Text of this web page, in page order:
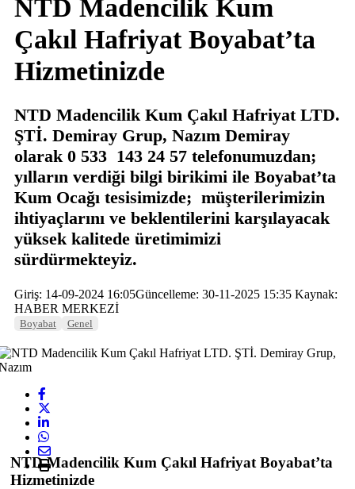
NTD Madencilik Kum
Çakıl Hafriyat Boyabat’ta
Hizmetinizde
NTD Madencilik Kum Çakıl Hafriyat LTD.
ŞTİ. Demiray Grup, Nazım Demiray
olarak 0 533 143 24 57 telefonumuzdan;
yılların verdiği bilgi birikimi ile Boyabat’ta
Kum Ocağı tesisimizde; müşterilerimizin
ihtiyaçlarını ve beklentilerini karşılayacak
yüksek kalitede üretimimizi
sürdürmekteyiz.
Giriş: 14-09-2024 16:05Güncelleme: 30-11-2025 15:35 Kaynak:
HABER MERKEZİ
Boyabat Genel
NTD Madencilik Kum Çakıl Hafriyat Boyabat’ta
Hizmetinizde